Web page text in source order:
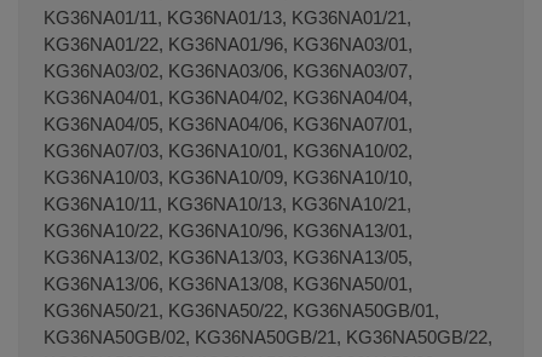
KG36NA01/11, KG36NA01/13, KG36NA01/21,
KG36NA01/22, KG36NA01/96, KG36NA03/01,
KG36NA03/02, KG36NA03/06, KG36NA03/07,
KG36NA04/01, KG36NA04/02, KG36NA04/04,
KG36NA04/05, KG36NA04/06, KG36NA07/01,
KG36NA07/03, KG36NA10/01, KG36NA10/02,
KG36NA10/03, KG36NA10/09, KG36NA10/10,
KG36NA10/11, KG36NA10/13, KG36NA10/21,
KG36NA10/22, KG36NA10/96, KG36NA13/01,
KG36NA13/02, KG36NA13/03, KG36NA13/05,
KG36NA13/06, KG36NA13/08, KG36NA50/01,
KG36NA50/21, KG36NA50/22, KG36NA50GB/01,
KG36NA50GB/02, KG36NA50GB/21, KG36NA50GB/22,